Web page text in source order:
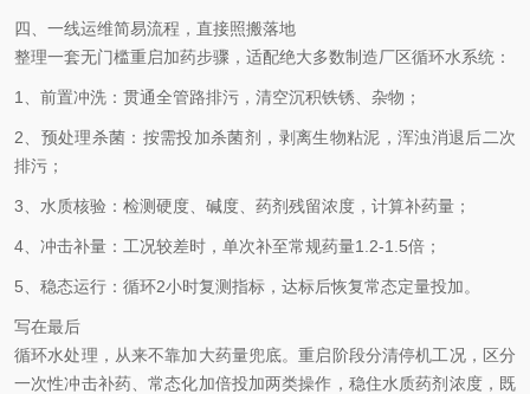
四、一线运维简易流程，直接照搬落地
整理一套无门槛重启加药步骤，适配绝大多数制造厂区循环水系统：
1、前置冲洗：贯通全管路排污，清空沉积铁锈、杂物；
2、预处理杀菌：按需投加杀菌剂，剥离生物粘泥，浑浊消退后二次
排污；
3、水质核验：检测硬度、碱度、药剂残留浓度，计算补药量；
4、冲击补量：工况较差时，单次补至常规药量1.2-1.5倍；
5、稳态运行：循环2小时复测指标，达标后恢复常态定量投加。
写在最后
循环水处理，从来不靠加大药量兜底。重启阶段分清停机工况，区分
一次性冲击补药、常态化加倍投加两类操作，稳住水质药剂浓度，既